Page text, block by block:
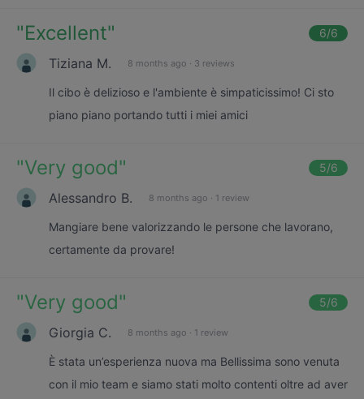
"Excellent" 6/6
Tiziana M. 8 months ago · 3 reviews
Il cibo è delizioso e l'ambiente è simpaticissimo! Ci sto
piano piano portando tutti i miei amici
"Very good" 5/6
Alessandro B. 8 months ago · 1 review
Mangiare bene valorizzando le persone che lavorano,
certamente da provare!
"Very good" 5/6
Giorgia C. 8 months ago · 1 review
È stata un’esperienza nuova ma Bellissima sono venuta
con il mio team e siamo stati molto contenti oltre ad aver